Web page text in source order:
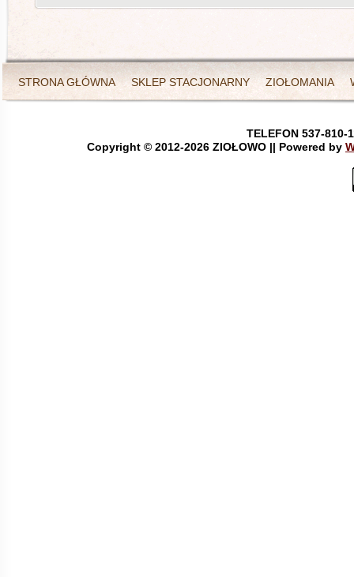
STRONA GŁÓWNA SKLEP STACJONARNY ZIOŁOMANIA
TELEFON 537-810-
Copyright © 2012-2026 ZIOŁOWO || Powered by